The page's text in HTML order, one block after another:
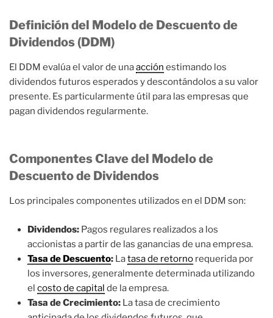
Definición del Modelo de Descuento de
Dividendos (DDM)
El DDM evalúa el valor de unaacción estimando los
dividendos futuros esperados y descontándolos a su valor
presente. Es particularmente útil para las empresas que
pagan dividendos regularmente.
Componentes Clave del Modelo de
Descuento de Dividendos
Los principales componentes utilizados en el DDM son:
Dividendos: Pagos regulares realizados a los
accionistas a partir de las ganancias de una empresa.
Tasa de Descuento: Latasa de retorno requerida por
los inversores, generalmente determinada utilizando
el costo de capital de la empresa.
Tasa de Crecimiento: La tasa de crecimiento